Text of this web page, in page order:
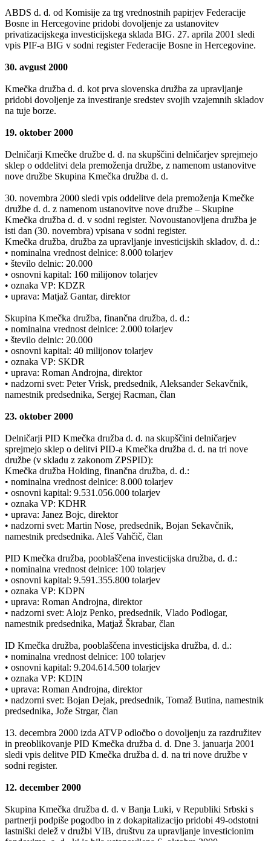
ABDS d. d. od Komisije za trg vrednostnih papirjev Federacije
Bosne in Hercegovine pridobi dovoljenje za ustanovitev
privatizacijskega investicijskega sklada BIG. 27. aprila 2001 sledi
vpis PIF-a BIG v sodni register Federacije Bosne in Hercegovine.
30. avgust 2000
Kmečka družba d. d. kot prva slovenska družba za upravljanje
pridobi dovoljenje za investiranje sredstev svojih vzajemnih skladov
na tuje borze.
19. oktober 2000
Delničarji Kmečke družbe d. d. na skupščini delničarjev sprejmejo
sklep o oddelitvi dela premoženja družbe, z namenom ustanovitve
nove družbe Skupina Kmečka družba d. d.
30. novembra 2000 sledi vpis oddelitve dela premoženja Kmečke
družbe d. d. z namenom ustanovitve nove družbe – Skupine
Kmečka družba d. d. v sodni register. Novoustanovljena družba je
isti dan (30. novembra) vpisana v sodni register.
Kmečka družba, družba za upravljanje investicijskih skladov, d. d.:
• nominalna vrednost delnice: 8.000 tolarjev
• število delnic: 20.000
• osnovni kapital: 160 milijonov tolarjev
• oznaka VP: KDZR
• uprava: Matjaž Gantar, direktor
Skupina Kmečka družba, finančna družba, d. d.:
• nominalna vrednost delnice: 2.000 tolarjev
• število delnic: 20.000
• osnovni kapital: 40 milijonov tolarjev
• oznaka VP: SKDR
• uprava: Roman Androjna, direktor
• nadzorni svet: Peter Vrisk, predsednik, Aleksander Sekavčnik,
namestnik predsednika, Sergej Racman, član
23. oktober 2000
Delničarji PID Kmečka družba d. d. na skupščini delničarjev
sprejmejo sklep o delitvi PID-a Kmečka družba d. d. na tri nove
družbe (v skladu z zakonom ZPSPID):
Kmečka družba Holding, finančna družba, d. d.:
• nominalna vrednost delnice: 8.000 tolarjev
• osnovni kapital: 9.531.056.000 tolarjev
• oznaka VP: KDHR
• uprava: Janez Bojc, direktor
• nadzorni svet: Martin Nose, predsednik, Bojan Sekavčnik,
namestnik predsednika. Aleš Vahčič, član
PID Kmečka družba, pooblaščena investicijska družba, d. d.:
• nominalna vrednost delnice: 100 tolarjev
• osnovni kapital: 9.591.355.800 tolarjev
• oznaka VP: KDPN
• uprava: Roman Androjna, direktor
• nadzorni svet: Alojz Penko, predsednik, Vlado Podlogar,
namestnik predsednika, Matjaž Škrabar, član
ID Kmečka družba, pooblaščena investicijska družba, d. d.:
• nominalna vrednost delnice: 100 tolarjev
• osnovni kapital: 9.204.614.500 tolarjev
• oznaka VP: KDIN
• uprava: Roman Androjna, direktor
• nadzorni svet: Bojan Dejak, predsednik, Tomaž Butina, namestnik
predsednika, Jože Strgar, član
13. decembra 2000 izda ATVP odločbo o dovoljenju za razdružitev
in preoblikovanje PID Kmečka družba d. d. Dne 3. januarja 2001
sledi vpis delitve PID Kmečka družba d. d. na tri nove družbe v
sodni register.
12. december 2000
Skupina Kmečka družba d. d. v Banja Luki, v Republiki Srbski s
partnerji podpiše pogodbo in z dokapitalizacijo pridobi 49-odstotni
lastniški delež v družbi VIB, društvu za upravljanje investicionim